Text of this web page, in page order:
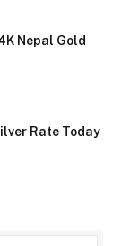
Nepal Gold
Silver Rate Today